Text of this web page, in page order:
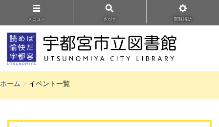
メニュ－ さがす 閲覧補助
ホーム イベント一覧